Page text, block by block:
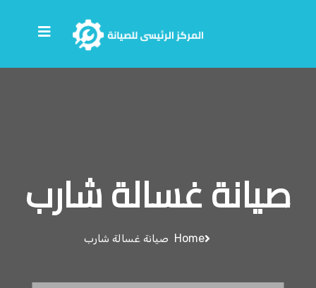
صيانة غسالة شارب
Home صيانة غسالة شارب